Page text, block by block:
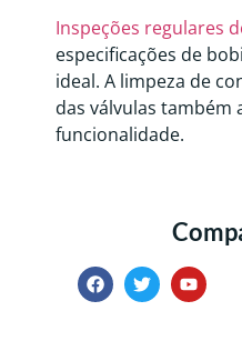
Inspeções regulares
especificações de
ideal. A limpeza de
das válvulas também
funcionalidade.